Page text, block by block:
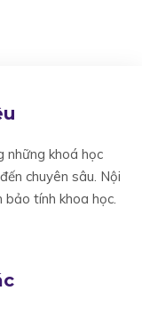
những khoá học
chuyên sâu. Nội
tính khoa học.